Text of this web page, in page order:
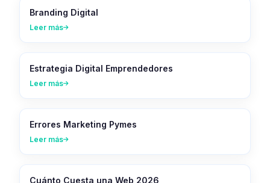
Branding Digital
Leer más
Estrategia Digital Emprendedores
Leer más
Errores Marketing Pymes
Leer más
Cuánto Cuesta una Web 2026